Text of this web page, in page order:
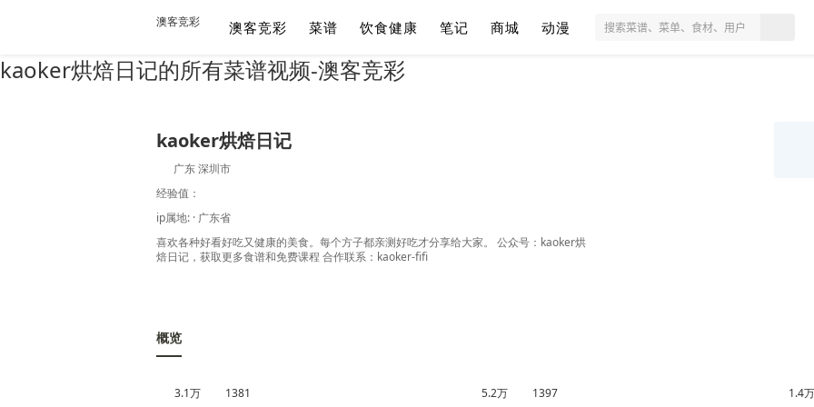
kaoker烘焙日记的所有菜谱视频-澳客竞彩
澳客竞彩 澳客竞彩 菜谱 饮食健康 笔记 商城 动漫
kaoker烘焙日记
广东 深圳市
经验值：
ip属地: · 广东省
喜欢各种好看好吃又健康的美食。每个方子都亲测好吃才分享给大家。 公众号：kaoker烘
焙日记，获取更多食谱和免费课程 合作联系：kaoker-fifi
概览
3.1万 1381 5.2万 1397 1.4万